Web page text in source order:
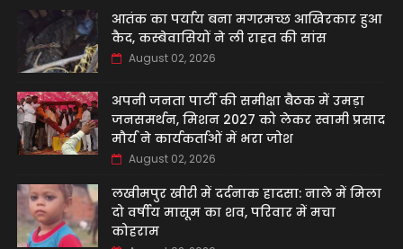
आतंक का पर्याय बना मगरमच्छ आखिरकार हुआ
कैद, कस्बेवासियों ने ली राहत की सांस
August 02, 2026
अपनी जनता पार्टी की समीक्षा बैठक में उमड़ा
जनसमर्थन, मिशन 2027 को लेकर स्वामी प्रसाद
मौर्य ने कार्यकर्ताओं में भरा जोश
August 02, 2026
लखीमपुर खीरी में दर्दनाक हादसा: नाले में मिला
दो वर्षीय मासूम का शव, परिवार में मचा
कोहराम